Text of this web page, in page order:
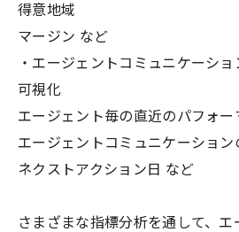
得意地域
マージン など
・エージェントコミュニケーシ
可視化
エージェント毎の直近のパフォー
エージェントコミュニケーション
ネクストアクション日 など
さまざまな指標分析を通して、